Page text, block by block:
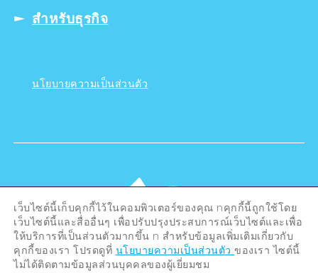
สำหรับธุรกิจ
นโยบายความเป็นส่วนตัว
เว็บไซต์นี้เก็บคุกกี้ไว้ในคอมพิวเตอร์ของคุณ nคุกกี้นี้ถูกใช้โดย
เว็บไซต์นี้และสื่ออื่นๆ เพื่อปรับปรุงประสบการณ์เว็บไซต์และเพื่อ
ให้บริการที่เป็นส่วนตัวมากขึ้น n สำหรับข้อมูลเพิ่มเติมเกี่ยวกับ
คุกกี้ของเรา โปรดดูที่ นโยบายความเป็นส่วนตัวของเรา ไซต์นี้
ไม่ได้ติดตามข้อมูลส่วนบุคคลของผู้เยี่ยมชม